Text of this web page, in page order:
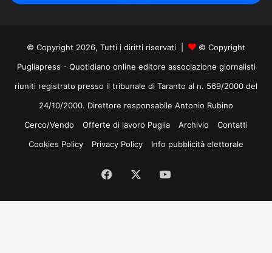
mail
© Copyright 2026, Tutti i diritti riservati |
© Copyright
Pugliapress - Quotidiano online editore associazione giornalisti
riuniti registrato presso il tribunale di Taranto al n. 569/2000 del
24/10/2000. Direttore responsabile Antonio Rubino
Cerco/Vendo
Offerte di lavoro Puglia Archivio
Contatti
Cookies Policy
Privacy Policy Info pubblicità elettorale
Facebook
Tube